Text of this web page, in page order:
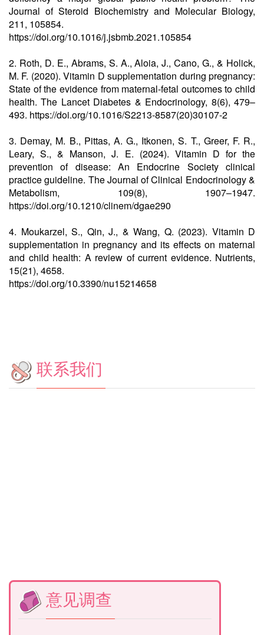
Journal of Steroid Biochemistry and Molecular Biology,
211, 105854.
https://doi.org/10.1016/j.jsbmb.2021.105854
2. Roth, D. E., Abrams, S. A., Aloia, J., Cano, G., & Holick,
M. F. (2020). Vitamin D supplementation during pregnancy:
State of the evidence from maternal-fetal outcomes to child
health. The Lancet Diabetes & Endocrinology, 8(6), 479–
493. https://doi.org/10.1016/S2213-8587(20)30107-2
3. Demay, M. B., Pittas, A. G., Itkonen, S. T., Greer, F. R.,
Leary, S., & Manson, J. E. (2024). Vitamin D for the
prevention of disease: An Endocrine Society clinical
practice guideline. The Journal of Clinical Endocrinology &
Metabolism, 109(8), 1907–1947.
https://doi.org/10.1210/clinem/dgae290
4. Moukarzel, S., Qin, J., & Wang, Q. (2023). Vitamin D
supplementation in pregnancy and its effects on maternal
and child health: A review of current evidence. Nutrients,
15(21), 4658.
https://doi.org/10.3390/nu15214658
联系我们
意见调查